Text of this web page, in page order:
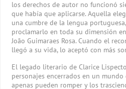
los derechos de autor no funcionó
que había que aplicarse. Aquella
una cumbre de la lengua
proclamarlo en toda su dimensión
João Guimaraes Rosa. Cuando el
llegó a su vida, lo aceptó con más
El legado literario de Clarice
personajes encerrados en un
apenas pueden romper y los